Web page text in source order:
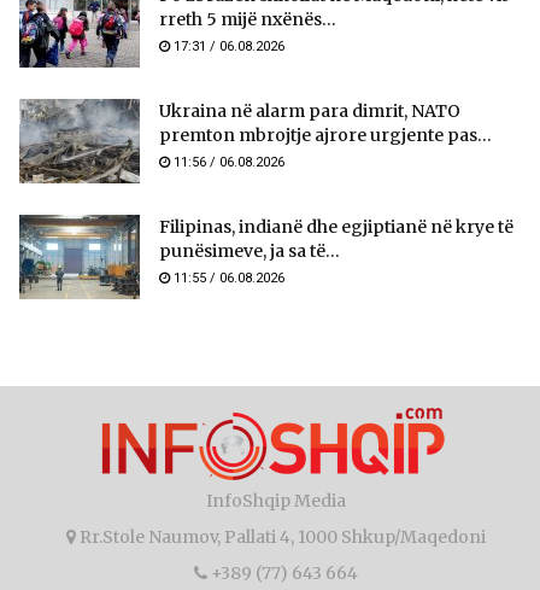
rreth 5 mijë nxënës...
17:31 / 06.08.2026
Ukraina në alarm para dimrit, NATO
premton mbrojtje ajrore urgjente pas...
11:56 / 06.08.2026
Filipinas, indianë dhe egjiptianë në krye të
punësimeve, ja sa të...
11:55 / 06.08.2026
InfoShqip Media
Rr.Stole Naumov, Pallati 4, 1000 Shkup/Maqedoni
+389 (77) 643 664